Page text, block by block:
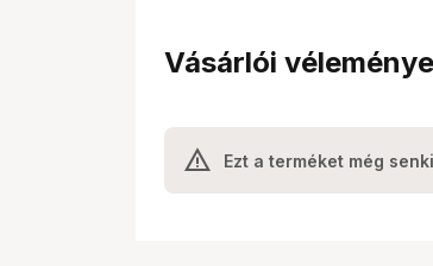
Vásárlói
Ezt a terméket még